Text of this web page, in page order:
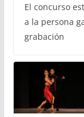
El concurso
a la persona
grabación